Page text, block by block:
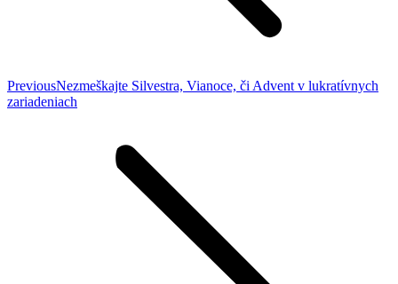
PreviousPrevious
post:
Nezmeškajte Silvestra, Vianoce, či Advent v lukratívnych
zariadeniach